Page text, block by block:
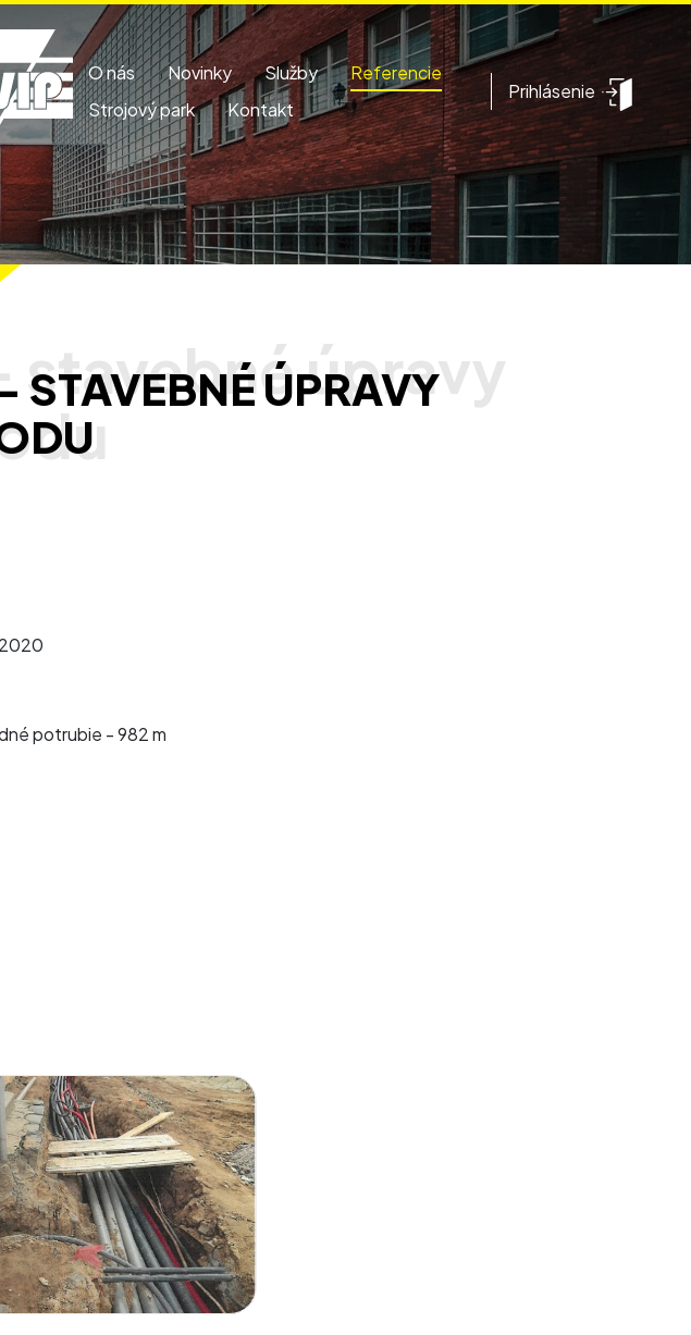
O nás Novinky Služby
Referencie
Strojový park
Kontakt
Prihlásenie
ÚPRAVY
potrubie - 982 m